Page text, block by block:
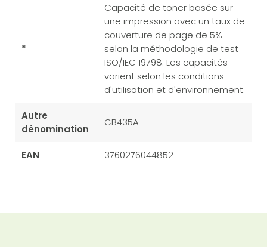
*
Capacité de toner basée sur
une impression avec un taux de
couverture de page de 5%
selon la méthodologie de test
ISO/IEC 19798. Les capacités
varient selon les conditions
d'utilisation et d'environnement.
Autre
dénomination
CB435A
EAN 3760276044852